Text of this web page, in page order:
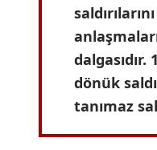
dalgasıdır.
dönük
tanımaz